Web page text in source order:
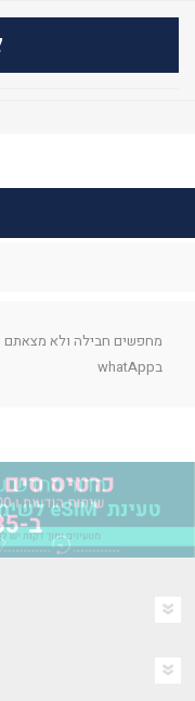
מחפשים חבילה ולא מצאתם
בwhatApp